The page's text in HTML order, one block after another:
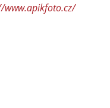
www.apikfoto.cz/